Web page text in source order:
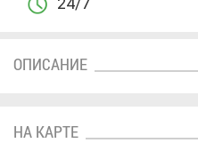
ОПИ­СА­НИЕ
НА КАР­ТЕ